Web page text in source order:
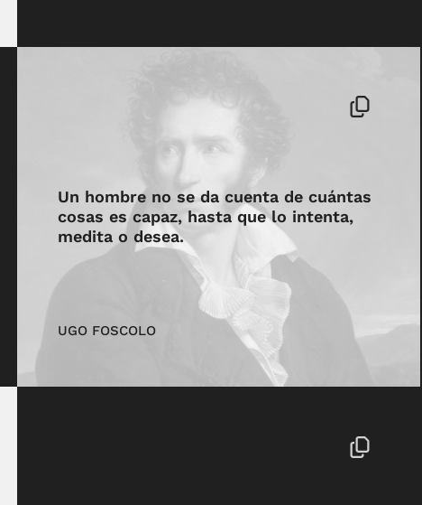
Un hombre no se da cuenta de cuántas
cosas es capaz, hasta que lo intenta,
medita o desea.
UGO FOSCOLO